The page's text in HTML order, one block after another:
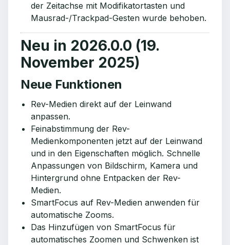
der Zeitachse mit Modifikatortasten und
Mausrad-/Trackpad-Gesten wurde behoben.
Neu in 2026.0.0 (19.
November 2025)
Neue Funktionen
Rev-Medien direkt auf der Leinwand
anpassen.
Feinabstimmung der Rev-
Medienkomponenten jetzt auf der Leinwand
und in den Eigenschaften möglich. Schnelle
Anpassungen von Bildschirm, Kamera und
Hintergrund ohne Entpacken der Rev-
Medien.
SmartFocus auf Rev-Medien anwenden für
automatische Zooms.
Das Hinzufügen von SmartFocus für
automatisches Zoomen und Schwenken ist